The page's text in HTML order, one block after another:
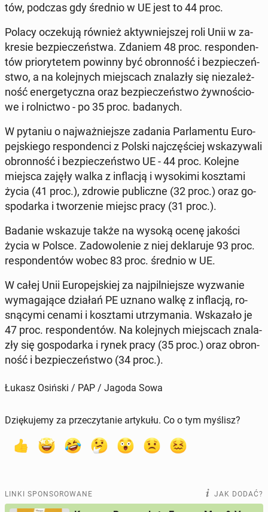
tów, podczas gdy średnio w UE jest to 44 proc.
Polacy ocze­ku­ją również ak­tyw­niej­szej roli Unii w za­
kre­sie bez­pie­czeń­stwa. Zdaniem 48 proc. re­spon­den­
tów prio­ry­te­tem powinny być obron­ność i bez­pie­czeń­
stwo, a na ko­lej­nych miej­scach zna­la­zły się nie­za­leż­
ność ener­ge­tycz­na oraz bez­pie­czeń­stwo żyw­no­ścio­
we i rol­nic­two - po 35 proc. ba­da­nych.
W pytaniu o naj­waż­niej­sze zadania Par­la­men­tu Eu­ro­
pej­skie­go re­spon­den­ci z Polski naj­czę­ściej wska­zy­wa­li
obron­ność i bez­pie­czeń­stwo UE - 44 proc. Kolejne
miejsca zajęły walka z in­fla­cją i wy­so­ki­mi kosz­ta­mi
życia (41 proc.), zdrowie pu­blicz­ne (32 proc.) oraz go­
spo­dar­ka i two­rze­nie miejsc pracy (31 proc.).
Badanie wska­zu­je także na wysoką ocenę jakości
życia w Polsce. Za­do­wo­le­nie z niej de­kla­ru­je 93 proc.
re­spon­den­tów wobec 83 proc. średnio w UE.
W całej Unii Eu­ro­pej­skiej za naj­pil­niej­sze wy­zwa­nie
wy­ma­ga­ją­ce działań PE uznano walkę z in­fla­cją, ro­
sną­cy­mi cenami i kosz­ta­mi utrzy­ma­nia. Wska­za­ło je
47 proc. re­spon­den­tów. Na ko­lej­nych miej­scach zna­la­
zły się go­spo­dar­ka i rynek pracy (35 proc.) oraz obron­
ność i bez­pie­czeń­stwo (34 proc.).
Łukasz Osiński / PAP / Jagoda Sowa
Dziękujemy za przeczytanie artykułu. Co o tym myślisz?
LINKI SPONSOROWANE JAK DODAĆ?